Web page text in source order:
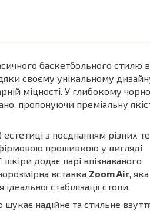
баскетбольного стилю
своєму унікальному
міцності. У глибокому
пропонуючи преміальну
естетиці з поєднанням різних
фірмовою прошивкою у вигляді
додає парі впізнаваного
вставка Zoom Air, яка
стабілізації стопи.
надійне та стильне